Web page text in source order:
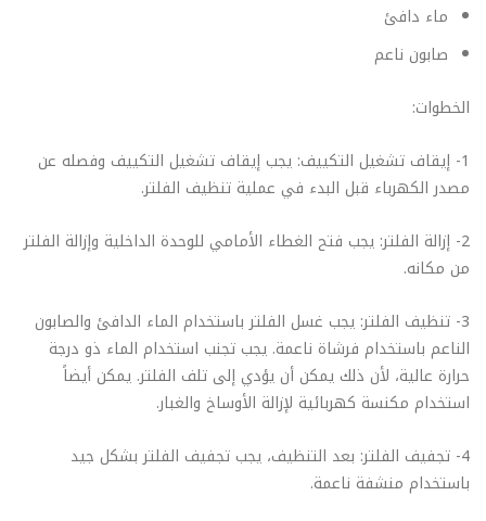
ماء دافئ
صابون ناعم
الخطوات:
1- إيقاف تشغيل التكييف: يجب إيقاف تشغيل التكييف وفصله عن
مصدر الكهرباء قبل البدء في عملية تنظيف الفلتر.
2- إزالة الفلتر: يجب فتح الغطاء الأمامي للوحدة الداخلية وإزالة الفلتر
من مكانه.
3- تنظيف الفلتر: يجب غسل الفلتر باستخدام الماء الدافئ والصابون
الناعم باستخدام فرشاة ناعمة. يجب تجنب استخدام الماء ذو درجة
حرارة عالية، لأن ذلك يمكن أن يؤدي إلى تلف الفلتر. يمكن أيضاً
استخدام مكنسة كهربائية لإزالة الأوساخ والغبار.
4- تجفيف الفلتر: بعد التنظيف، يجب تجفيف الفلتر بشكل جيد
باستخدام منشفة ناعمة.